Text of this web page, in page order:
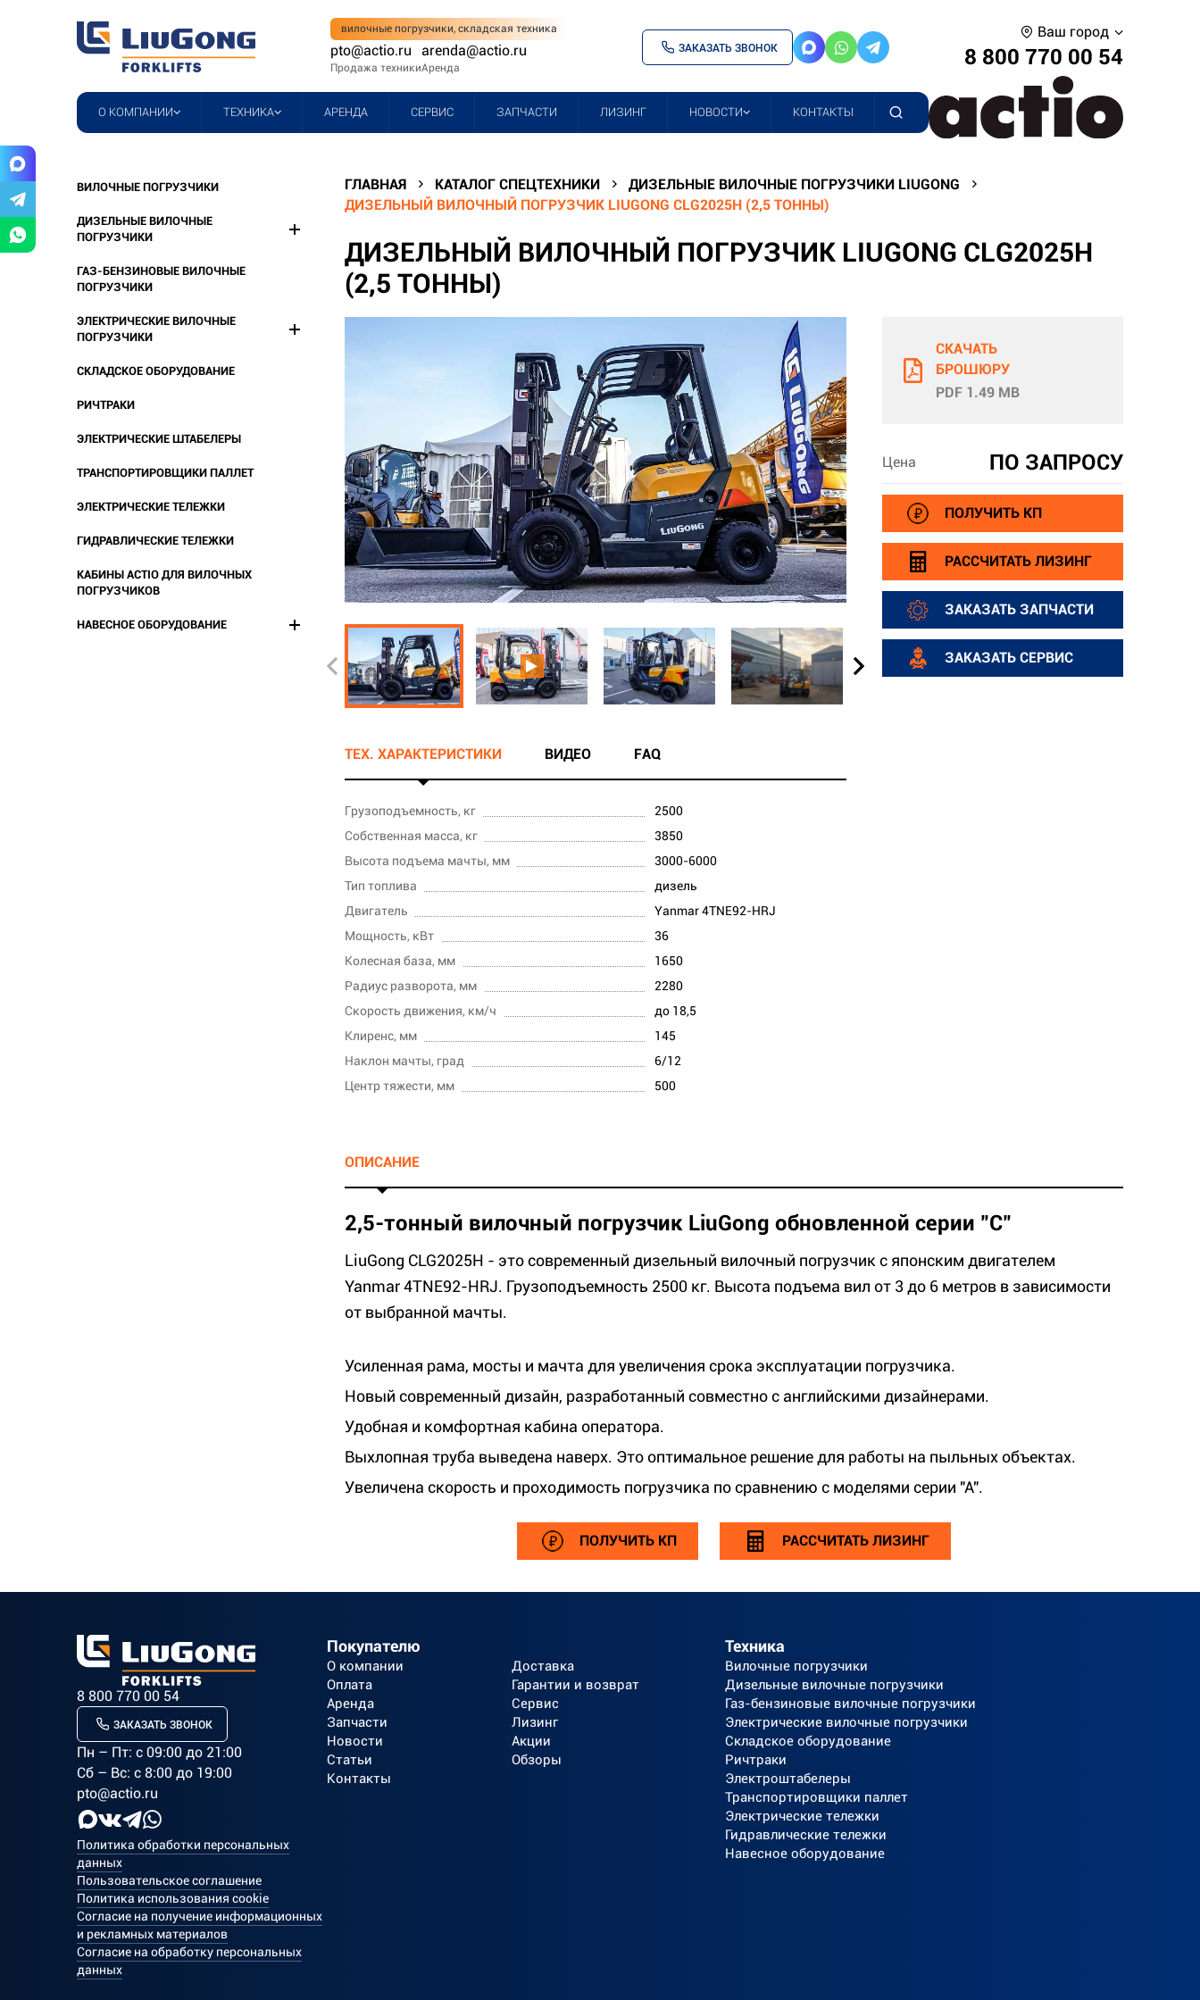
вилочные погрузчики, складская техника
pto@actio.ru
Продажа техники
arenda@actio.ru
Аренда
ЗАКАЗАТЬ ЗВОНОК
Ваш город
8 800 770 00 54
О КОМПАНИИ ТЕХНИКА АРЕНДА СЕРВИС ЗАПЧАСТИ ЛИЗИНГ НОВОСТИ КОНТАКТЫ
ВИЛОЧНЫЕ ПОГРУЗЧИКИ
ДИЗЕЛЬНЫЕ ВИЛОЧНЫЕ
ПОГРУЗЧИКИ
ГАЗ-БЕНЗИНОВЫЕ ВИЛОЧНЫЕ
ПОГРУЗЧИКИ
ЭЛЕКТРИЧЕСКИЕ ВИЛОЧНЫЕ
ПОГРУЗЧИКИ
СКЛАДСКОЕ ОБОРУДОВАНИЕ
РИЧТРАКИ
ЭЛЕКТРИЧЕСКИЕ ШТАБЕЛЕРЫ
ТРАНСПОРТИРОВЩИКИ ПАЛЛЕТ
ЭЛЕКТРИЧЕСКИЕ ТЕЛЕЖКИ
ГИДРАВЛИЧЕСКИЕ ТЕЛЕЖКИ
КАБИНЫ ACTIO ДЛЯ ВИЛОЧНЫХ
ПОГРУЗЧИКОВ
НАВЕСНОЕ ОБОРУДОВАНИЕ
ГЛАВНАЯ КАТАЛОГ СПЕЦТЕХНИКИ
ДИЗЕЛЬНЫЕ ВИЛОЧНЫЕ ПОГРУЗЧИКИ LIUGONG
ДИЗЕЛЬНЫЙ ВИЛОЧНЫЙ ПОГРУЗЧИК LIUGONG CLG2025H (2,5 ТОННЫ)
ДИЗЕЛЬНЫЙ ВИЛОЧНЫЙ ПОГРУЗЧИК LIUGONG CLG2025H
(2,5 ТОННЫ)
ТЕХ. ХАРАКТЕРИСТИКИ ВИДЕО FAQ
Грузоподъемность, кг
2500
Собственная масса, кг
3850
Высота подъема мачты, мм
3000-6000
Тип топлива
дизель
Двигатель
Yanmar 4TNE92-HRJ
Мощность, кВт
36
Колесная база, мм
1650
Радиус разворота, мм
2280
Скорость движения, км/ч
до 18,5
Клиренс, мм
145
Наклон мачты, град
6/12
Центр тяжести, мм
500
СКАЧАТЬ
БРОШЮРУ
PDF 1.49 MB
Цена ПО ЗАПРОСУ
ПОЛУЧИТЬ КП
РАССЧИТАТЬ ЛИЗИНГ
ЗАКАЗАТЬ ЗАПЧАСТИ
ЗАКАЗАТЬ СЕРВИС
ОПИСАНИЕ
2,5-тонный вилочный погрузчик LiuGong обновленной серии "C"
LiuGong CLG2025H - это современный дизельный вилочный погрузчик с японским двигателем
Yanmar 4TNE92-HRJ. Грузоподъемность 2500 кг. Высота подъема вил от 3 до 6 метров в зависимости
от выбранной мачты.
Усиленная рама, мосты и мачта для увеличения срока эксплуатации погрузчика.
Новый современный дизайн, разработанный совместно с английскими дизайнерами.
Удобная и комфортная кабина оператора.
Выхлопная труба выведена наверх. Это оптимальное решение для работы на пыльных объектах.
Увеличена скорость и проходимость погрузчика по сравнению с моделями серии "А".
ПОЛУЧИТЬ КП РАССЧИТАТЬ ЛИЗИНГ
8 800 770 00 54
ЗАКАЗАТЬ ЗВОНОК
Пн – Пт: c 09:00 до 21:00
Сб – Вс: с 8:00 до 19:00
pto@actio.ru
Политика обработки персональных
данных
Пользовательское соглашение
Политика использования cookie
Согласие на получение информационных
и рекламных материалов
Согласие на обработку персональных
данных
Покупателю
О компании
Доставка
Оплата
Гарантии и возврат
Аренда
Сервис
Запчасти
Лизинг
Новости
Акции
Статьи
Обзоры
Контакты
Техника
Вилочные погрузчики
Дизельные вилочные погрузчики
Газ-бензиновые вилочные погрузчики
Электрические вилочные погрузчики
Складское оборудование
Ричтраки
Электроштабелеры
Транспортировщики паллет
Электрические тележки
Гидравлические тележки
Навесное оборудование